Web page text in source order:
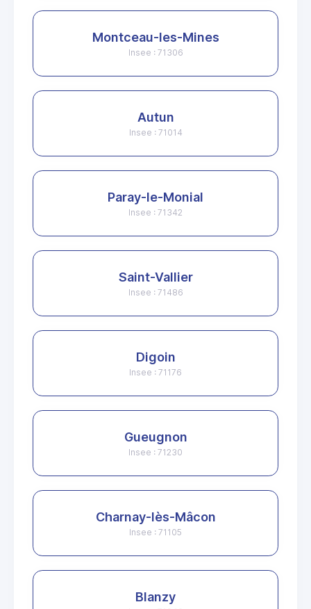
Montceau-les-Mines
Insee : 71306
Autun
Insee : 71014
Paray-le-Monial
Insee : 71342
Saint-Vallier
Insee : 71486
Digoin
Insee : 71176
Gueugnon
Insee : 71230
Charnay-lès-Mâcon
Insee : 71105
Blanzy